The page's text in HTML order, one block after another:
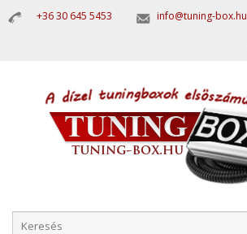
+36 30 645 5453 info@tuning-box.hu